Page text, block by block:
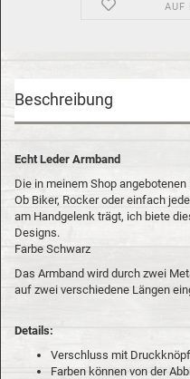
AUF
Beschreibung
Echt Leder Armband
Die in meinem Shop
Ob Biker, Rocker oder einfach
am Handgelenk trägt, ich biete
Designs.
Farbe Schwarz
Das Armband wird durch zwei
auf zwei verschiedene Längen
Details:
Verschluss mit
Farben können von der